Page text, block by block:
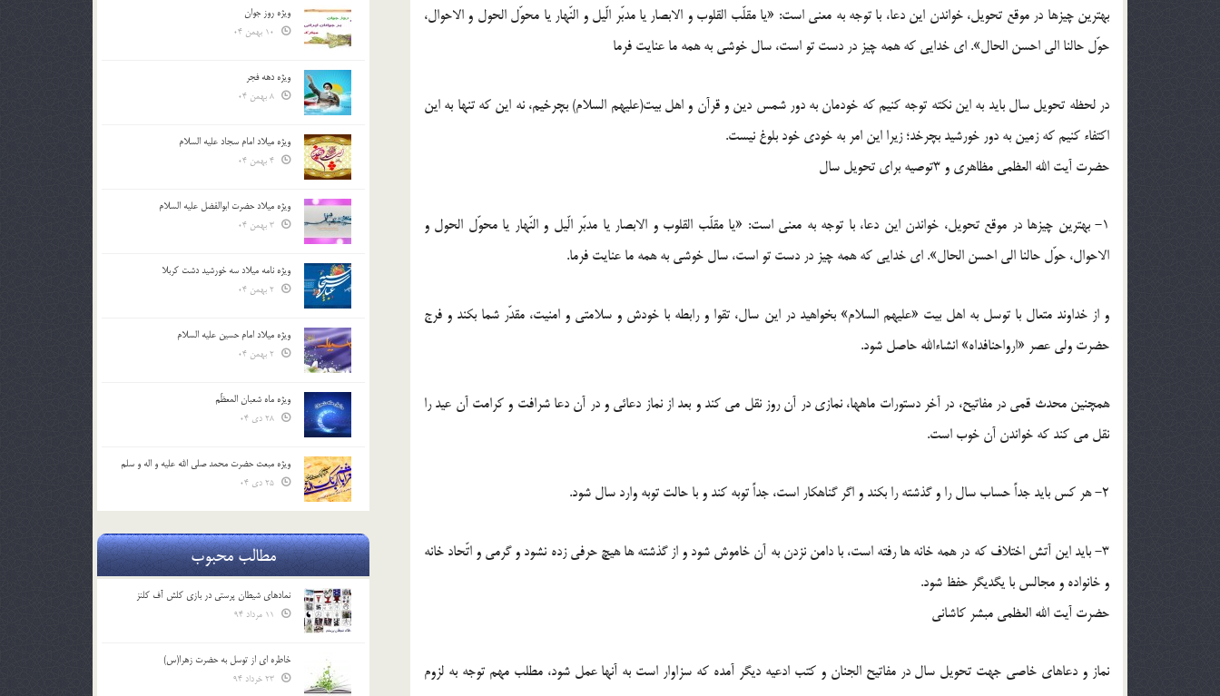
بهترین چیزها در موقع تحویل، خواندن این دعا، با توجه به معنی است: «یا مقلّب القلوب و الابصار یا مدبّر الّیل و النّهار یا محوّل الحول و الاحوال،
حوّل حالنا الی احسن الحال». ای خدایی که همه چیز در دست تو است، سال خوشی به همه ما عنایت فرما
در لحظه تحویل سال باید به این نکته توجه کنیم که خودمان به دور شمس دین و قرآن و اهل بیت(علیهم السلام) بچرخیم، نه این که تنها به این
اکتفاء کنیم که زمین به دور خورشید بچرخد؛ زیرا این امر به خودی خود بلوغ نیست.
حضرت آیت الله العظمی مظاهری و 3توصیه برای تحویل سال
1- بهترین چیزها در موقع تحویل، خواندن این دعا، با توجه به معنی است: «یا مقلّب القلوب و الابصار یا مدبّر الّیل و النّهار یا محوّل الحول و
الاحوال، حوّل حالنا الی احسن الحال». ای خدایی که همه چیز در دست تو است، سال خوشی به همه ما عنایت فرما.
و از خداوند متعال با توسل به اهل بیت «علیهم السلام» بخواهید در این سال، تقوا و رابطه با خودش و سلامتی و امنیت، مقدّر شما بکند و فرج
حضرت ولی عصر «ارواحنافداه» انشاءالله حاصل شود.
همچنین محدث قمی در مفاتیح، در آخر دستورات ماهها، نمازی در آن روز نقل می کند و بعد از نماز دعائی و در آن دعا شرافت و کرامت آن عید را
نقل می کند که خواندن آن خوب است.
2- هر کس باید جداً حساب سال را و گذشته را بکند و اگر گناهکار است، جداً توبه کند و با حالت توبه وارد سال شود.
3- باید این آتش اختلاف که در همه خانه ها رفته است، با دامن نزدن به آن خاموش شود و از گذشته ها هیچ حرفی زده نشود و گرمی و اتّحاد خانه
و خانواده و مجالس با یگدیگر حفظ شود.
حضرت آیت الله العظمی مبشر کاشانی
نماز و دعاهای خاصی جهت تحویل سال در مفاتیح الجنان و کتب ادعیه دیگر آمده که سزاوار است به آنها عمل شود، مطلب مهم توجه به لزوم
ویژه روز جوان
ویژه دهه فجر
ویژه میلاد امام سجاد علیه السلام
ویژه میلاد حضرت ابوالفضل علیه السلام
ویژه نامه میلاد سه خورشید دشت کربلا
ویژه میلاد امام حسین علیه السلام
ویژه ماه شعبان المعظّم
ویژه مبعث حضرت محمد صلی الله علیه و اله و سلم
مطالب محبوب
نمادهای شیطان پرستی در بازی کلش آف کلنز
خاطره ای از توسل به حضرت زهرا(س)